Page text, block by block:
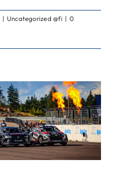
| Uncategorized @fi | 0